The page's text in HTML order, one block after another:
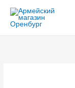
Перейти
содержимому